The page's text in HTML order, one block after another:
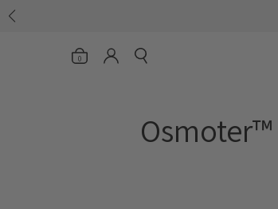
פתח חיפוש פתיחת הסל0